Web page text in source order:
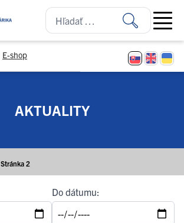
E-shop
Open
AKTUALITY
Stránka 2
Do dátumu: